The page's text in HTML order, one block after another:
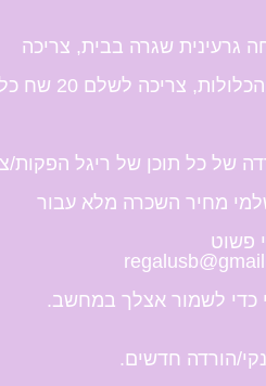
גרעינית שגרה בבית, צריכה
צריכה לשלם 20 שח כל
מחיר השכרה מלא עבור
פשוט
כדי לשמור אצלך במחשב.
הורדה חדשים.